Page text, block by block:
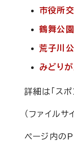
市役所交
鶴舞公園
荒子川公
みどりが
詳細は「ス
（ファイル
ページ内の